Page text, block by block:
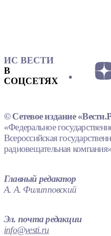
ИС ВЕСТИ
В
СОЦСЕТЯХ
© Сетевое издание
«Федеральное
Всероссийская
радиовещательная
Главный редактор
А. А. Филипповский
Эл. почта редакции
info@vesti.ru